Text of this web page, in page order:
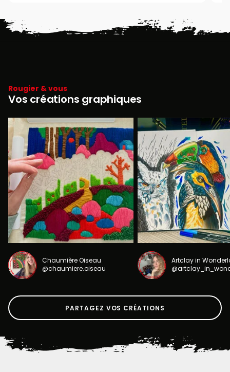
Rougier & vous
Vos créations graphiques
Chaumière Oiseau
@chaumiere.oiseau
Artclay in
PARTAGEZ VOS CRÉATIONS